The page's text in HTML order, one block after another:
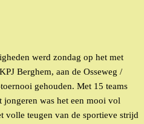
werd zondag op het met
Berghem, aan de Osseweg /
gehouden. Met 15 teams
jongeren was het een mooi vol
volle teugen van de sportieve strijd